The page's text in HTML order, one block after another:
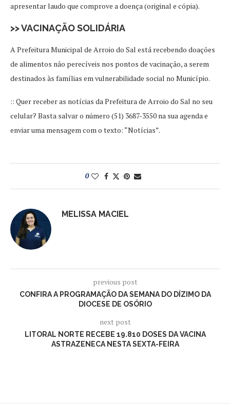
apresentar laudo que comprove a doença (original e cópia).
>> VACINAÇÃO SOLIDÁRIA
A Prefeitura Municipal de Arroio do Sal está recebendo doações
de alimentos não perecíveis nos pontos de vacinação, a serem
destinados às famílias em vulnerabilidade social no Município.
:: Quer receber as notícias da Prefeitura de Arroio do Sal no seu
celular? Basta salvar o número (51) 3687-3550 na sua agenda e
enviar uma mensagem com o texto: “Notícias”.
0
MELISSA MACIEL
previous post
CONFIRA A PROGRAMAÇÃO DA SEMANA DO DÍZIMO DA
DIOCESE DE OSÓRIO
next post
LITORAL NORTE RECEBE 19.810 DOSES DA VACINA
ASTRAZENECA NESTA SEXTA-FEIRA